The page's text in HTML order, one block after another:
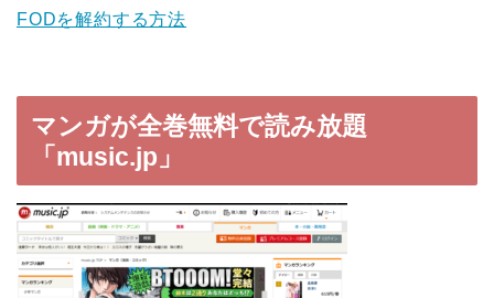
FODを解約する方法
マンガが全巻無料で読み放題
「music.jp」